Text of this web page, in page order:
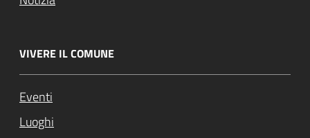
VIVERE IL COMUNE
Eventi
Luoghi